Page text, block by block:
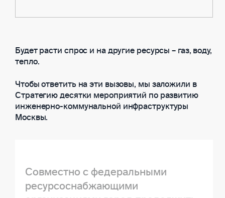
Будет расти спрос и на другие ресурсы – газ, воду,
тепло.
Чтобы ответить на эти вызовы, мы заложили в
Стратегию десятки мероприятий по развитию
инженерно-коммунальной инфраструктуры
Москвы.
Совместно с федеральными
ресурсоснабжающими